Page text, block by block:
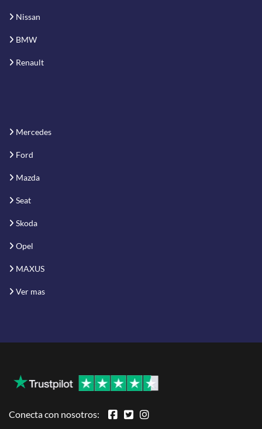
Nissan
BMW
Renault
Mercedes
Ford
Mazda
Seat
Skoda
Opel
MAXUS
Ver mas
Conecta con nosotros: